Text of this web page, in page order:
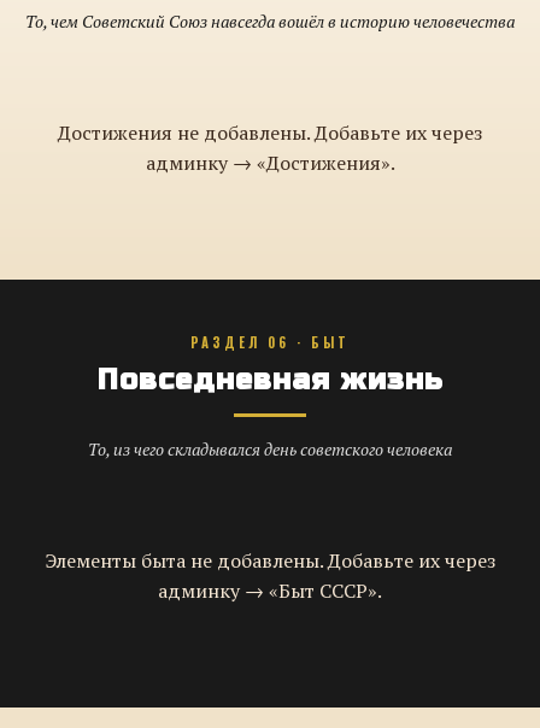
То, чем Советский Союз навсегда вошёл в историю человечества
Достижения не добавлены. Добавьте их через
админку → «Достижения».
РАЗДЕЛ 06 · БЫТ
Повседневная жизнь
То, из чего складывался день советского человека
Элементы быта не добавлены. Добавьте их через
админку → «Быт СССР».